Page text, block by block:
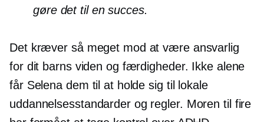
gøre det til en succes.
Det kræver så meget mod at være ansvarlig
for dit barns viden og færdigheder. Ikke alene
får Selena dem til at holde sig til lokale
uddannelsesstandarder og regler. Moren til fire